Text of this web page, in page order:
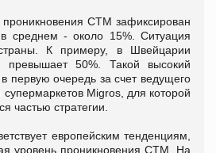
СТМ зафиксирован
среднем - около 15%. Ситуация
К примеру, в Швейцарии
50%. Такой высокий
первую очередь за счет ведущего
Migros, для которой
частью стратегии.
европейским тенденциям,
уровень проникновения СТМ. На